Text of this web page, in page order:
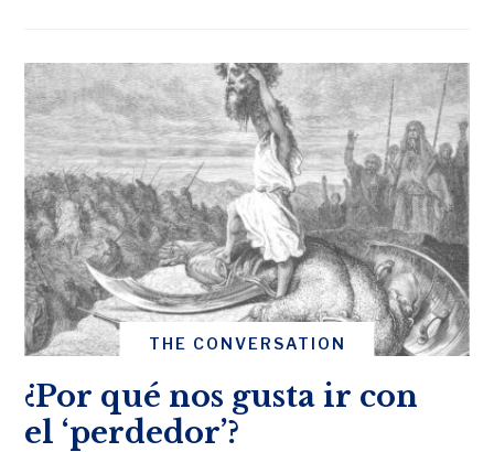
THE CONVERSATION
¿Por qué nos gusta ir con
el ‘perdedor’?